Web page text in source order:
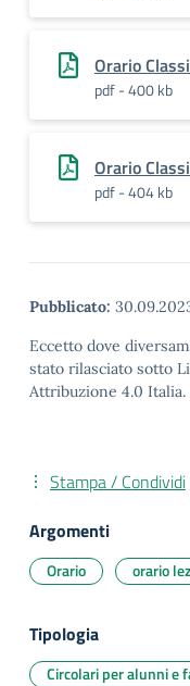
Orario
pdf - 400 kb
Orario
pdf - 404 kb
Pubblicato:
Eccetto dove
stato rilasciato sotto
Attribuzione 4.0 Italia.
Stampa / Condividi
Argomenti
Orario orario
Tipologia
Circolari per alunni e